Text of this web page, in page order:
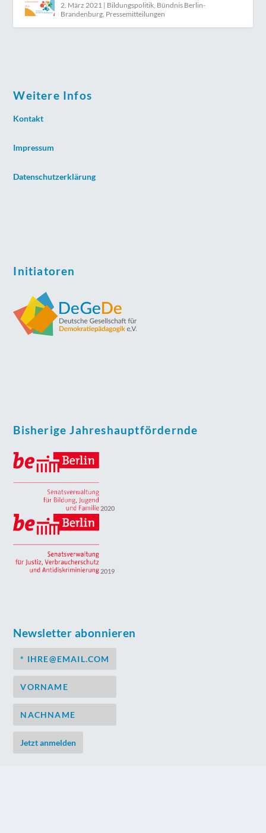
2. März 2021 | Bildungspolitik, Bündnis Berlin-
Brandenburg, Pressemitteilungen
Weitere Infos
Kontakt
Impressum
Datenschutzerklärung
Initiatoren
Bisherige Jahreshauptfördernde
2020
2019
Newsletter abonnieren